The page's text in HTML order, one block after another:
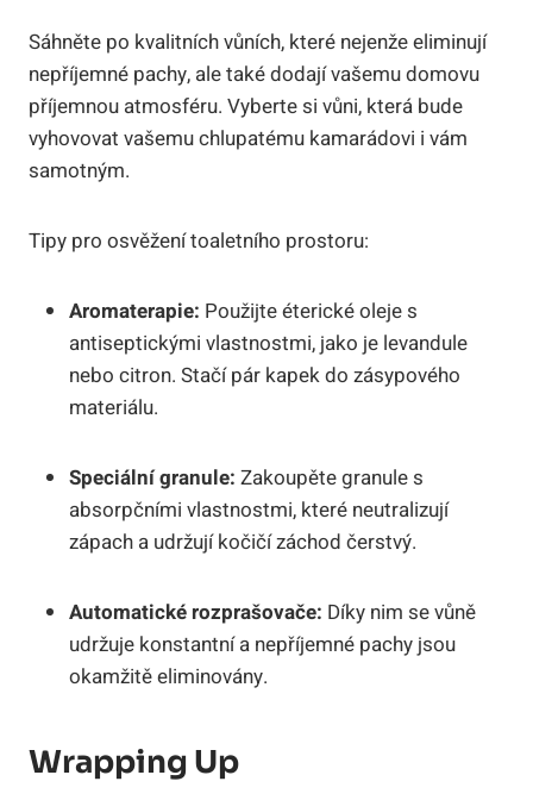
Sáhněte po kvalitních vůních, které nejenže eliminují
nepříjemné pachy, ale také dodají vašemu domovu
příjemnou atmosféru. Vyberte si vůni, která bude
vyhovovat vašemu chlupatému kamarádovi i vám
samotným.
Tipy pro osvěžení toaletního prostoru:
Aromaterapie: Použijte éterické oleje s
antiseptickými vlastnostmi, jako je levandule
nebo citron. Stačí pár kapek do zásypového
materiálu.
Speciální granule: Zakoupěte granule s
absorpčními vlastnostmi, které neutralizují
zápach a udržují kočičí záchod čerstvý.
Automatické rozprašovače: Díky nim se vůně
udržuje konstantní a nepříjemné pachy jsou
okamžitě eliminovány.
Wrapping Up